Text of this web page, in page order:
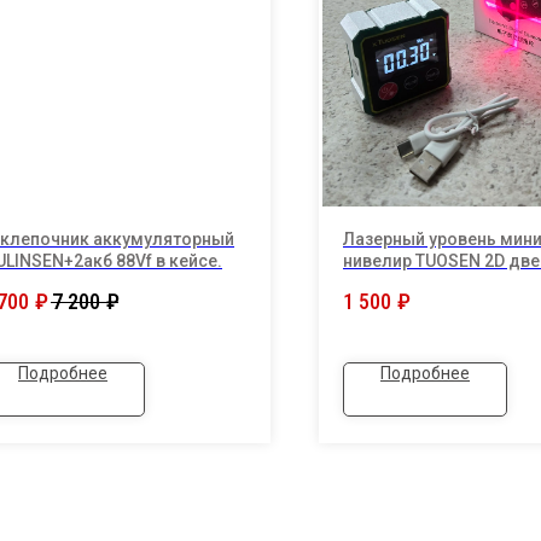
аккумуляторный
88Vf в кейсе.
₽7 200 ₽
Подробнее
Лазерный уровень
нивелир TUOSEN 2D
наклона
1 500 ₽
Подробнее